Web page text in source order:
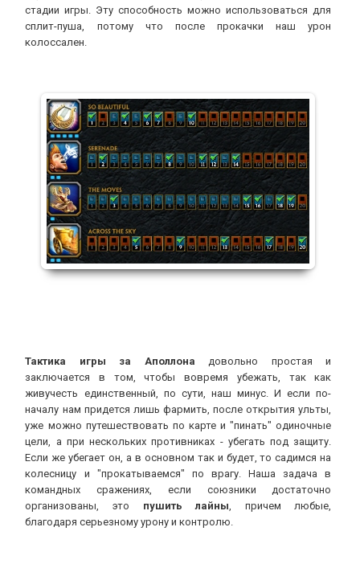
стадии игры. Эту способность можно использоваться для
сплит-пуша, потому что после прокачки наш урон
колоссален.
Тактика игры за Аполлона довольно простая и
заключается в том, чтобы вовремя убежать, так как
живучесть единственный, по сути, наш минус. И если по-
началу нам придется лишь фармить, после открытия ульты,
уже можно путешествовать по карте и "пинать" одиночные
цели, а при нескольких противниках - убегать под защиту.
Если же убегает он, а в основном так и будет, то садимся на
колесницу и "прокатываемся" по врагу. Наша задача в
командных сражениях, если союзники достаточно
организованы, это пушить лайны, причем любые,
благодаря серьезному урону и контролю.